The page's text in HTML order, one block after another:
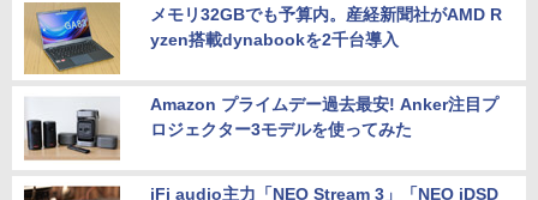
メモリ32GBでも予算内。産経新聞社がAMD R
yzen搭載dynabookを2千台導入
Amazon プライムデー過去最安! Anker注目プ
ロジェクター3モデルを使ってみた
iFi audio主力「NEO Stream 3」「NEO iDSD